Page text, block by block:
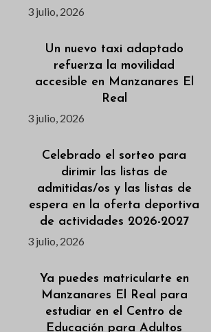
3 julio, 2026
Un nuevo taxi adaptado
refuerza la movilidad
accesible en Manzanares El
Real
3 julio, 2026
Celebrado el sorteo para
dirimir las listas de
admitidas/os y las listas de
espera en la oferta deportiva
de actividades 2026-2027
3 julio, 2026
Ya puedes matricularte en
Manzanares El Real para
estudiar en el Centro de
Educación para Adultos